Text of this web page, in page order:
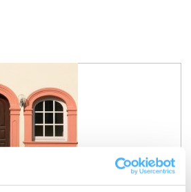
1827 gekauft und seit 1828
Schule und Bürgersaal in